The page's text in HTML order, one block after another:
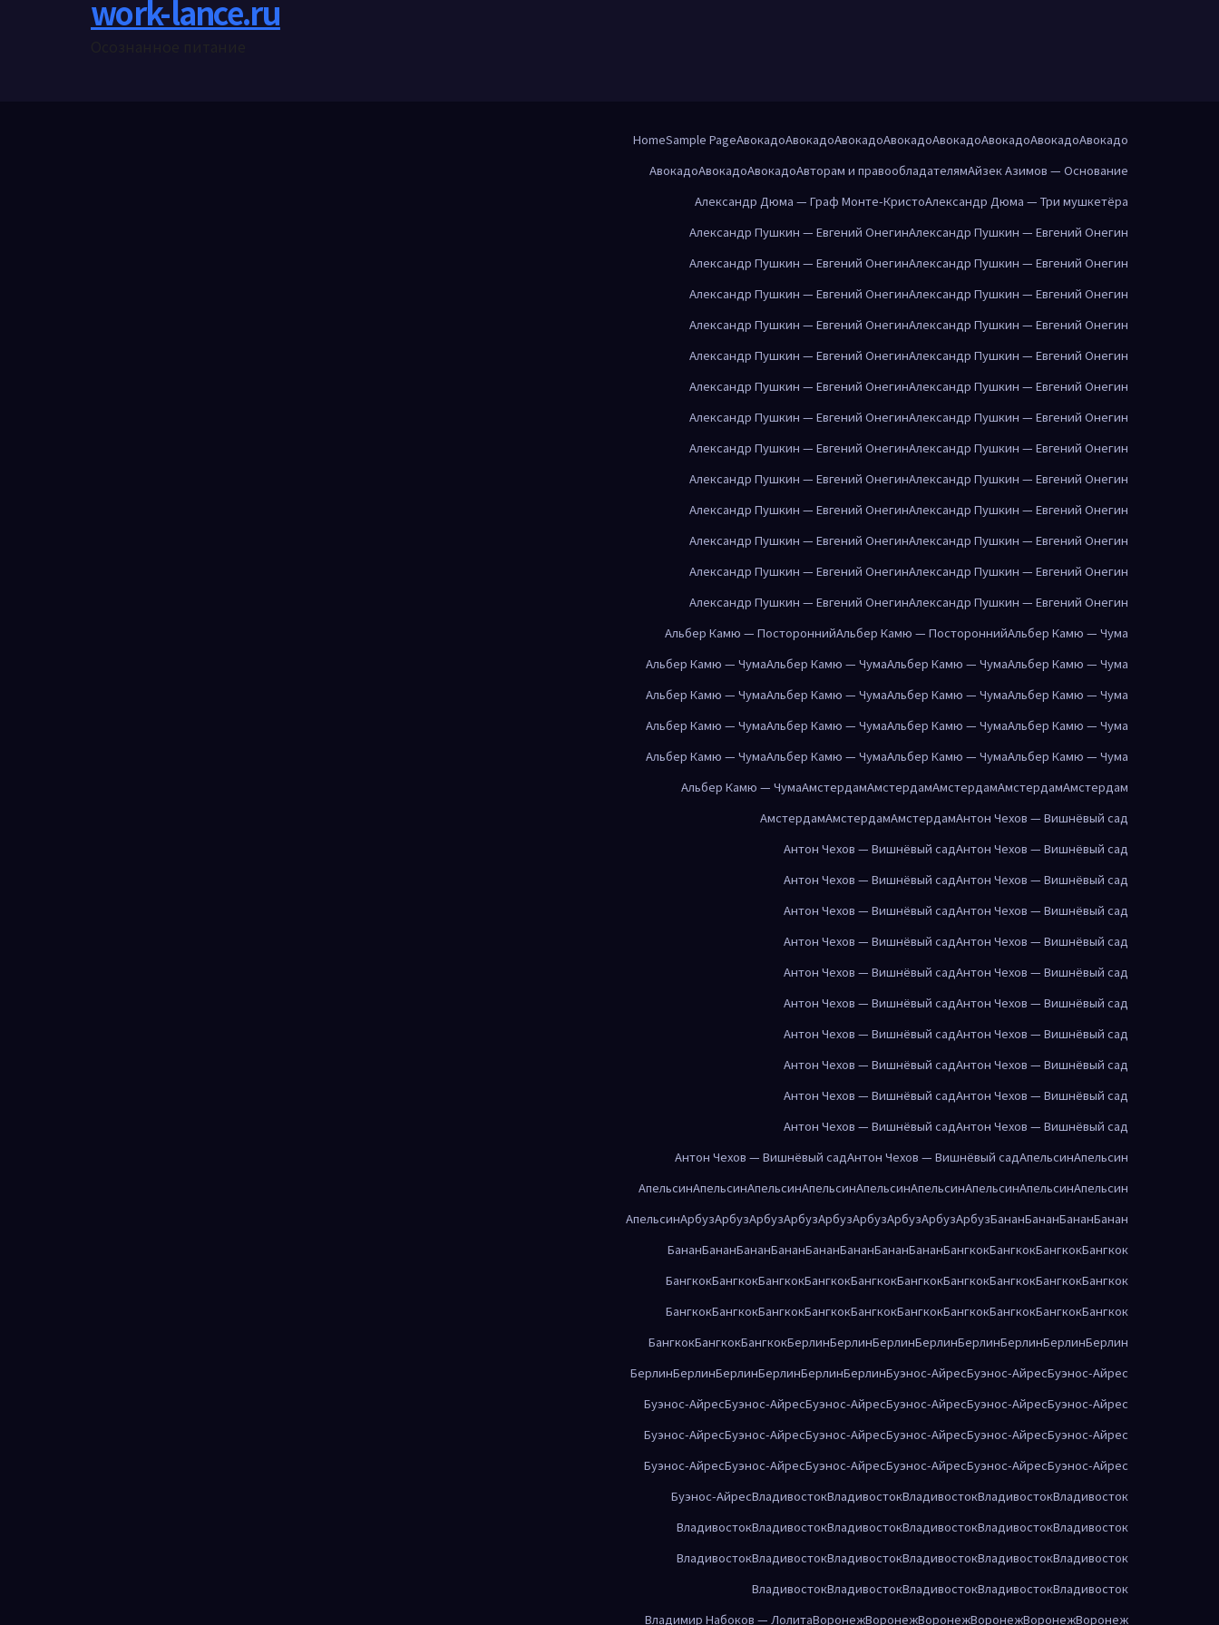
work-lance.ru
HomeSample PageАвокадоАвокадоАвокадоАвокадоАвокадоАвокадоАвокадоАвокадо
АвокадоАвокадоАвокадоАвторам и правообладателямАйзек Азимов — Основание
Александр Дюма — Граф Монте-КристоАлександр Дюма — Три мушкетёра
Александр Пушкин — Евгений ОнегинАлександр Пушкин — Евгений Онегин
Александр Пушкин — Евгений ОнегинАлександр Пушкин — Евгений Онегин
Александр Пушкин — Евгений ОнегинАлександр Пушкин — Евгений Онегин
Александр Пушкин — Евгений ОнегинАлександр Пушкин — Евгений Онегин
Александр Пушкин — Евгений ОнегинАлександр Пушкин — Евгений Онегин
Александр Пушкин — Евгений ОнегинАлександр Пушкин — Евгений Онегин
Александр Пушкин — Евгений ОнегинАлександр Пушкин — Евгений Онегин
Александр Пушкин — Евгений ОнегинАлександр Пушкин — Евгений Онегин
Александр Пушкин — Евгений ОнегинАлександр Пушкин — Евгений Онегин
Александр Пушкин — Евгений ОнегинАлександр Пушкин — Евгений Онегин
Александр Пушкин — Евгений ОнегинАлександр Пушкин — Евгений Онегин
Александр Пушкин — Евгений ОнегинАлександр Пушкин — Евгений Онегин
Александр Пушкин — Евгений ОнегинАлександр Пушкин — Евгений Онегин
Альбер Камю — ПостороннийАльбер Камю — ПостороннийАльбер Камю — Чума
Альбер Камю — ЧумаАльбер Камю — ЧумаАльбер Камю — ЧумаАльбер Камю — Чума
Альбер Камю — ЧумаАльбер Камю — ЧумаАльбер Камю — ЧумаАльбер Камю — Чума
Альбер Камю — ЧумаАльбер Камю — ЧумаАльбер Камю — ЧумаАльбер Камю — Чума
Альбер Камю — ЧумаАльбер Камю — ЧумаАльбер Камю — ЧумаАльбер Камю — Чума
Альбер Камю — ЧумаАмстердамАмстердамАмстердамАмстердамАмстердам
АмстердамАмстердамАмстердамАнтон Чехов — Вишнёвый сад
Антон Чехов — Вишнёвый садАнтон Чехов — Вишнёвый сад
Антон Чехов — Вишнёвый садАнтон Чехов — Вишнёвый сад
Антон Чехов — Вишнёвый садАнтон Чехов — Вишнёвый сад
Антон Чехов — Вишнёвый садАнтон Чехов — Вишнёвый сад
Антон Чехов — Вишнёвый садАнтон Чехов — Вишнёвый сад
Антон Чехов — Вишнёвый садАнтон Чехов — Вишнёвый сад
Антон Чехов — Вишнёвый садАнтон Чехов — Вишнёвый сад
Антон Чехов — Вишнёвый садАнтон Чехов — Вишнёвый сад
Антон Чехов — Вишнёвый садАнтон Чехов — Вишнёвый сад
Антон Чехов — Вишнёвый садАнтон Чехов — Вишнёвый сад
Антон Чехов — Вишнёвый садАнтон Чехов — Вишнёвый садАпельсинАпельсин
АпельсинАпельсинАпельсинАпельсинАпельсинАпельсинАпельсинАпельсинАпельсин
АпельсинАрбузАрбузАрбузАрбузАрбузАрбузАрбузАрбузАрбузБананБананБананБанан
БананБананБананБананБананБананБананБананБангкокБангкокБангкокБангкок
БангкокБангкокБангкокБангкокБангкокБангкокБангкокБангкокБангкокБангкок
БангкокБангкокБангкокБангкокБангкокБангкокБангкокБангкокБангкокБангкок
БангкокБангкокБангкокБерлинБерлинБерлинБерлинБерлинБерлинБерлинБерлин
БерлинБерлинБерлинБерлинБерлинБерлинБуэнос-АйресБуэнос-АйресБуэнос-Айрес
Буэнос-АйресБуэнос-АйресБуэнос-АйресБуэнос-АйресБуэнос-АйресБуэнос-Айрес
Буэнос-АйресБуэнос-АйресБуэнос-АйресБуэнос-АйресБуэнос-АйресБуэнос-Айрес
Буэнос-АйресБуэнос-АйресБуэнос-АйресБуэнос-АйресБуэнос-АйресБуэнос-Айрес
Буэнос-АйресВладивостокВладивостокВладивостокВладивостокВладивосток
ВладивостокВладивостокВладивостокВладивостокВладивостокВладивосток
ВладивостокВладивостокВладивостокВладивостокВладивостокВладивосток
ВладивостокВладивостокВладивостокВладивостокВладивосток
Владимир Набоков — ЛолитаВоронежВоронежВоронежВоронежВоронежВоронеж